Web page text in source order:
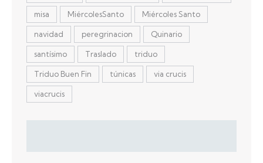
misa MiércolesSanto Miércoles Santo
navidad peregrinacion Quinario
santísimo Traslado triduo
Triduo Buen Fin túnicas via crucis
viacrucis